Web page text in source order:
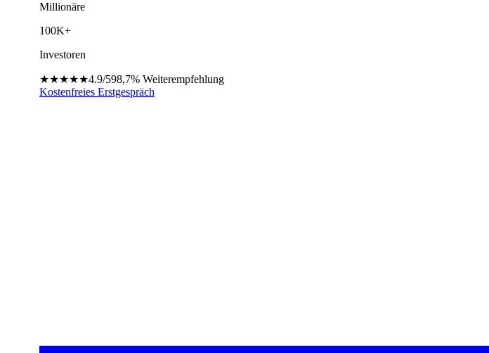
Millionäre
100K+
Investoren
★★★★★4.9/598,7% Weiterempfehlung
Kostenfreies Erstgespräch